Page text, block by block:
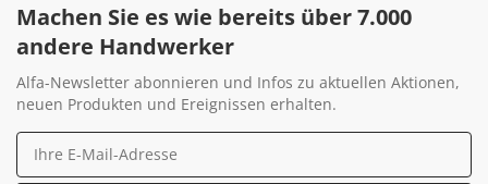
Machen Sie es wie bereits über 7.000
andere Handwerker
Alfa-Newsletter abonnieren und Infos zu aktuellen Aktionen,
neuen Produkten und Ereignissen erhalten.